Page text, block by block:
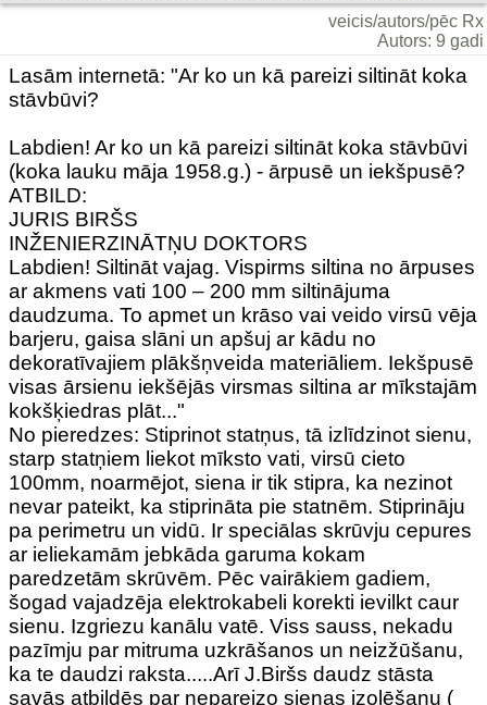
veicis/autors/pēc Rx
Autors: 9 gadi
Lasām internetā: "Ar ko un kā pareizi siltināt koka
stāvbūvi?
Labdien! Ar ko un kā pareizi siltināt koka stāvbūvi
(koka lauku māja 1958.g.) - ārpusē un iekšpusē?
ATBILD:
JURIS BIRŠS
INŽENIERZINĀTŅU DOKTORS
Labdien! Siltināt vajag. Vispirms siltina no ārpuses
ar akmens vati 100 – 200 mm siltinājuma
daudzuma. To apmet un krāso vai veido virsū vēja
barjeru, gaisa slāni un apšuj ar kādu no
dekoratīvajiem plākšņveida materiāliem. Iekšpusē
visas ārsienu iekšējās virsmas siltina ar mīkstajām
kokšķiedras plāt..."
No pieredzes: Stiprinot statņus, tā izlīdzinot sienu,
starp statņiem liekot mīksto vati, virsū cieto
100mm, noarmējot, siena ir tik stipra, ka nezinot
nevar pateikt, ka stiprināta pie statnēm. Stiprināju
pa perimetru un vidū. Ir speciālas skrūvju cepures
ar ieliekamām jebkāda garuma kokam
paredzetām skrūvēm. Pēc vairākiem gadiem,
šogad vajadzēja elektrokabeli korekti ievilkt caur
sienu. Izgriezu kanālu vatē. Viss sauss, nekadu
pazīmju par mitruma uzkrāšanos un neizžūšanu,
ka te daudzi raksta.....Arī J.Biršs daudz stāsta
savās atbildēs par nepareizo sienas izolēšanu (